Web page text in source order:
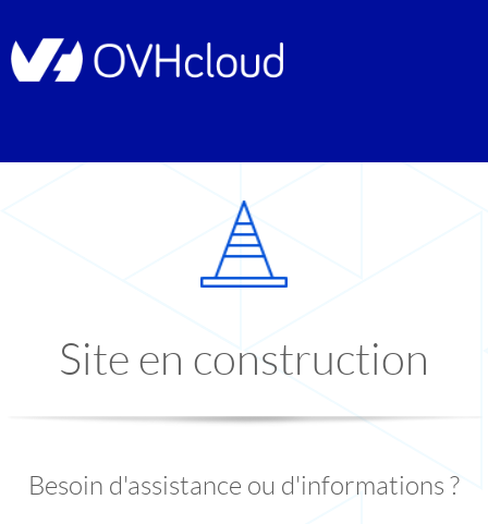
Site en construction
Besoin d'assistance ou d'informations ?